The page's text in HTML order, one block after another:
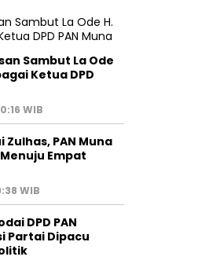
Sambut La Ode
Ketua DPD
WIB
Zulhas, PAN Muna
Empat
WIB
DPD PAN
Partai Dipacu